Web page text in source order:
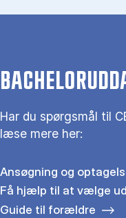
Har du spørgsmål til
læse mere her:
Ansøgning og
Få hjælp til at vælge
Guide til forældre